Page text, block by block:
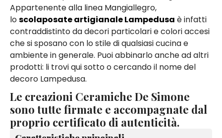
Appartenente alla linea Mangiallegro,
loscolaposate artigianale Lampedusa è infatti
contraddistinto da decori particolari e colori accesi
che si sposano con lo stile di qualsiasi cucina e
ambiente in generale. Puoi abbinarlo anche ad altri
prodotti: li trovi qui sotto o cercando il nome del
decoro Lampedusa.
Le creazioni Ceramiche De Simone
sono tutte firmate e accompagnate dal
proprio certificato di autenticità.